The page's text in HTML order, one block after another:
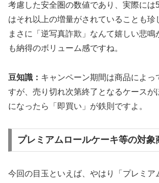
考慮した安全圏の数値であり、実際には
はそれ以上の増量がされていることも珍
まさに「逆写真詐欺」なんて嬉しい悲鳴
も納得のボリューム感ですね。
豆知識： キャンペーン期間は商品によっ
すが、売り切れ次第終了となるケースが
になったら「即買い」が鉄則ですよ。
プレミアムロールケーキ等の対象
今回の目玉といえば、やはり「プレミア